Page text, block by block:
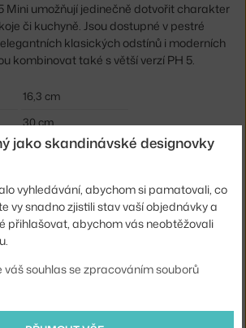
Mini umožňují jedinečně dotvořit charakter
či kuchyně. Jsou dostupné v pestré
klasických odstínů i moderních
kombinovat také s větší verzí PH 5.
16,3 cm
30 cm
střední (do ca 50 cm)
ocel
3 m
ano
jako skandinávské designovky
vyhledávání, abychom si pamatovali, co
vy snadno zjistili stav vaší objednávky a
přihlašovat, abychom vás neobtěžovali
souhlas se zpracováním souborů